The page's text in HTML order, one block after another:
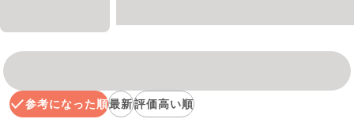
参考になった順最新評価高い順